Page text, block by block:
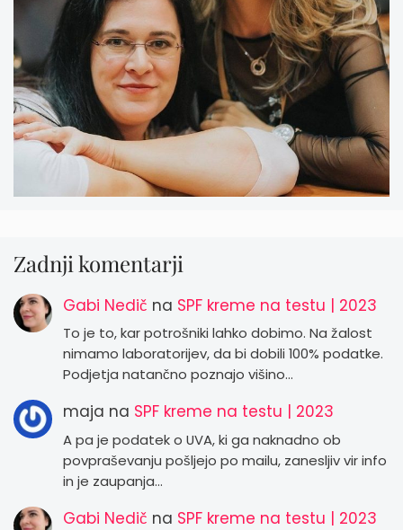
Zadnji komentarji
Gabi Nedič na SPF kreme na testu | 2023
To je to, kar potrošniki lahko dobimo. Na žalost
nimamo laboratorijev, da bi dobili 100% podatke.
Podjetja natančno poznajo višino…
maja na SPF kreme na testu | 2023
A pa je podatek o UVA, ki ga naknadno ob
povpraševanju pošljejo po mailu, zanesljiv vir info
in je zaupanja…
Gabi Nedič na SPF kreme na testu | 2023